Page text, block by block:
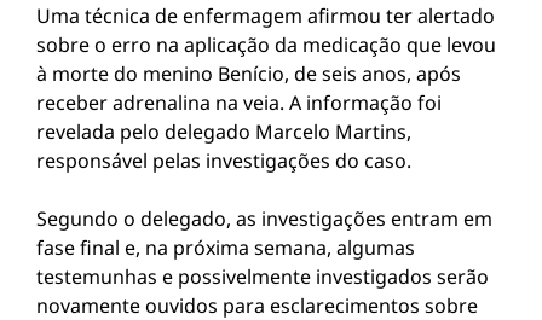
Uma técnica de enfermagem afirmou ter alertado
sobre o erro na aplicação da medicação que levou
à morte do menino Benício, de seis anos, após
receber adrenalina na veia. A informação foi
revelada pelo delegado Marcelo Martins,
responsável pelas investigações do caso.
Segundo o delegado, as investigações entram em
fase final e, na próxima semana, algumas
testemunhas e possivelmente investigados serão
novamente ouvidos para esclarecimentos sobre